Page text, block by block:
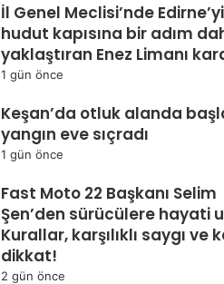
İl Genel Meclisi’nde
hudut kapısına bir adım
yaklaştıran Enez Limanı
1 gün önce
Keşan’da otluk alanda
yangın eve sıçradı
1 gün önce
Fast Moto 22 Başkanı Selim
Şen’den sürücülere hayati
Kurallar, karşılıklı saygı ve
dikkat!
2 gün önce